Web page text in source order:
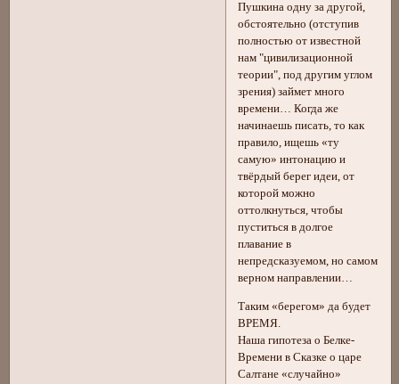
Пушкина одну за другой,
обстоятельно (отступив
полностью от известной
нам "цивилизационной
теории", под другим углом
зрения) займет много
времени… Когда же
начинаешь писать, то как
правило, ищешь «ту
самую» интонацию и
твёрдый берег идеи, от
которой можно
оттолкнуться, чтобы
пуститься в долгое
плавание в
непредсказуемом, но самом
верном направлении…
Таким «берегом» да будет
ВРЕМЯ.
Наша гипотеза о Белке-
Времени в Сказке о царе
Салтане «случайно»